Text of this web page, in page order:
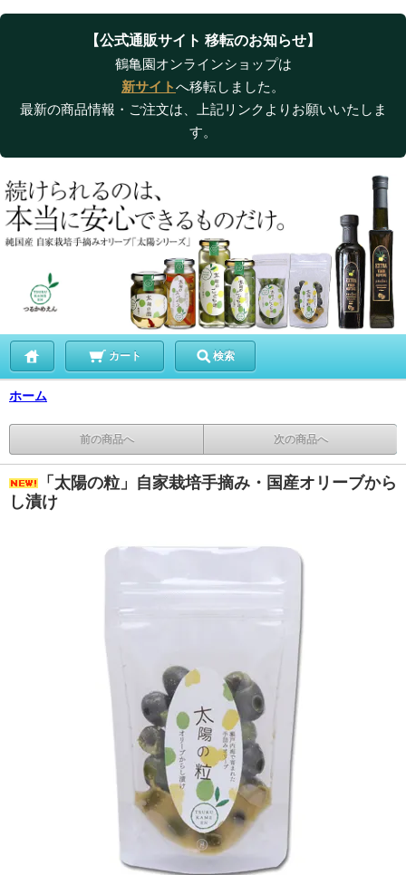
【公式通販サイト 移転のお知らせ】
鶴亀園オンラインショップは
新サイトへ移転しました。
最新の商品情報・ご注文は、上記リンクよりお願いいたしま
す。
カート 検索
ホーム
前の商品へ 次の商品へ
「太陽の粒」自家栽培手摘み・国産オリーブから
し漬け